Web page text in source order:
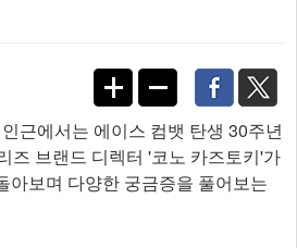
근에서는 에이스 컴뱃 탄생 30주년
즈 브랜드 디렉터 '코노 카즈토키'가
아보며 다양한 궁금증을 풀어보는